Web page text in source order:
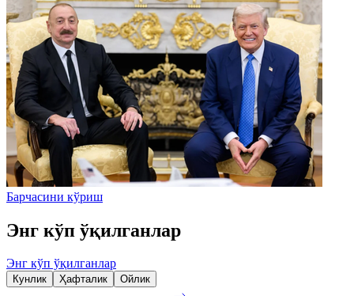
Барчасини кўриш
Энг кўп ўқилганлар
Энг кўп ўқилганлар
Кунлик Ҳафталик Ойлик